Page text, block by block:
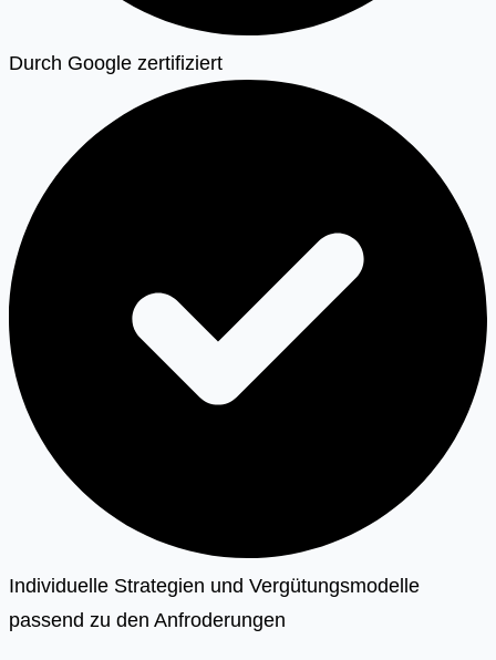
Durch Google zertifiziert
Individuelle Strategien und Vergütungsmodelle
passend zu den Anfroderungen